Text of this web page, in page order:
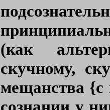
(как
скучному,
мещанства